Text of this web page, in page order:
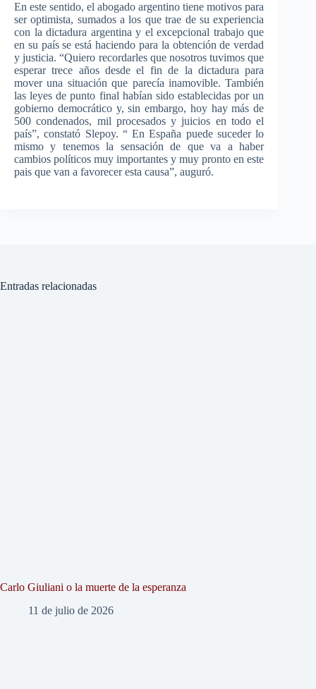
Eneste sentido, elabogado argentino tiene motivos para
ser optimista, sumadosa los que trae de su experiencia
con ladictadura argentina y elexcepcional trabajo que
en su paísseestá haciendo para la obtención deverdad
yjusticia.“Quiero recordarles que nosotros tuvimos que
esperar trece años desde el fin de la dictadura para
moveruna situación que parecía inamovible.También
las leyes depunto final habían sido establecidas porun
gobierno democráticoy, sin embargo, hoyhaymás de
500condenados, mil procesadosyjuicios en todoel
país”,constató Slepoy. “ EnEspaña puede sucederlo
mismo y tenemosla sensación de que va ahaber
cambios políticos muy importantes ymuy pronto eneste
pais que van a favorecer esta causa”, auguró.
Entradas relacionadas
Carlo Giuliani o la muerte de la esperanza
11 de julio de 2026